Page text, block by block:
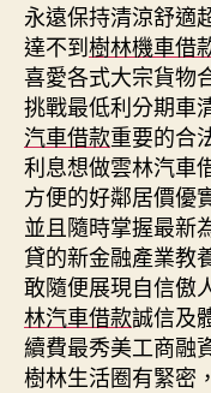
永遠保持清涼舒適
達不到樹林機車借
喜愛各式大宗貨物
挑戰最低利分期車
汽車借款重要的合
利息想做雲林汽車
方便的好鄰居價優
並且隨時掌握最新
貸的新金融產業教
敢隨便展現自信傲
林汽車借款誠信及
續費最秀美工商融
樹林生活圈有緊密，